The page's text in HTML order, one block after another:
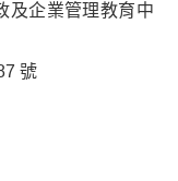
及企業管理教育中
號